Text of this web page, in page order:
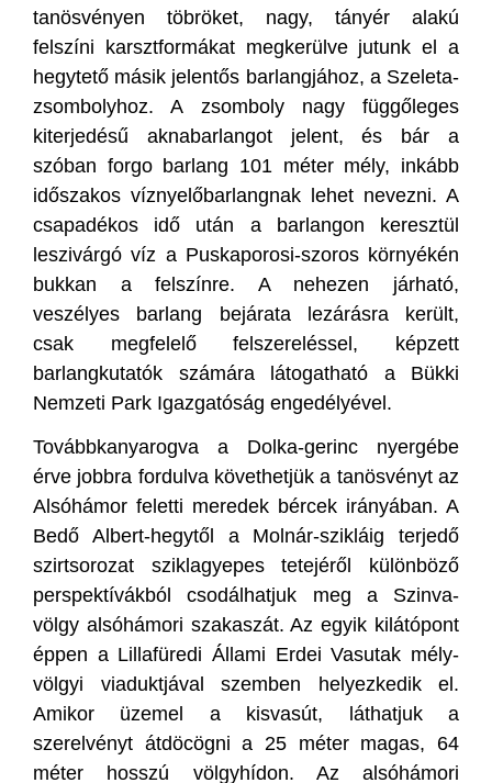
tanösvényen töbröket, nagy, tányér alakú
felszíni karsztformákat megkerülve jutunk el a
hegytető másik jelentős barlangjához, a Szeleta-
zsombolyhoz. A zsomboly nagy függőleges
kiterjedésű aknabarlangot jelent, és bár a
szóban forgo barlang 101 méter mély, inkább
időszakos víznyelőbarlangnak lehet nevezni. A
csapadékos idő után a barlangon keresztül
leszivárgó víz a Puskaporosi-szoros környékén
bukkan a felszínre. A nehezen járható,
veszélyes barlang bejárata lezárásra került,
csak megfelelő felszereléssel, képzett
barlangkutatók számára látogatható a Bükki
Nemzeti Park Igazgatóság engedélyével.
Továbbkanyarogva a Dolka-gerinc nyergébe
érve jobbra fordulva követhetjük a tanösvényt az
Alsóhámor feletti meredek bércek irányában. A
Bedő Albert-hegytől a Molnár-szikláig terjedő
szirtsorozat sziklagyepes tetejéről különböző
perspektívákból csodálhatjuk meg a Szinva-
völgy alsóhámori szakaszát. Az egyik kilátópont
éppen a Lillafüredi Állami Erdei Vasutak mély-
völgyi viaduktjával szemben helyezkedik el.
Amikor üzemel a kisvasút, láthatjuk a
szerelvényt átdöcögni a 25 méter magas, 64
méter hosszú völgyhídon. Az alsóhámori